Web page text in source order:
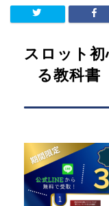
スロット初
る教科書